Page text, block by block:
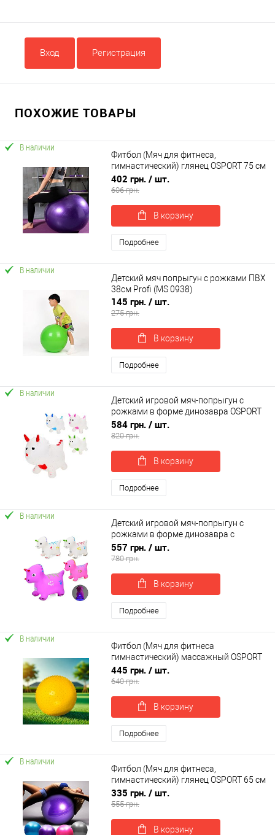
Вход Регистрация
ПОХОЖИЕ ТОВАРЫ
В наличии
Фитбол (Мяч для фитнеса,
гимнастический) глянец OSPORT 75 см
(OF-0019)
402 грн. / шт.
606 грн.
В корзину
Подробнее
В наличии
Детский мяч попрыгун с рожками ПВХ
38см Profi (MS 0938)
145 грн. / шт.
275 грн.
В корзину
Подробнее
В наличии
Детский игровой мяч-попрыгун с
рожками в форме динозавра OSPORT
(MS 4151)
584 грн. / шт.
820 грн.
В корзину
Подробнее
В наличии
Детский игровой мяч-попрыгун с
рожками в форме динозавра с
музыкальными и световыми
эффектами OSPORT (MS 4357)
557 грн. / шт.
780 грн.
В корзину
Подробнее
В наличии
Фитбол (Мяч для фитнеса
гимнастический) массажный OSPORT
55 см (MS 1971)
445 грн. / шт.
640 грн.
В корзину
Подробнее
В наличии
Фитбол (Мяч для фитнеса,
гимнастический) глянец OSPORT 65 см
(OF-0018)
335 грн. / шт.
555 грн.
В корзину